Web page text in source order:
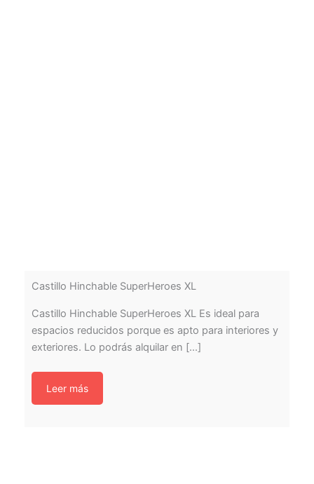
Castillo Hinchable SuperHeroes XL
Castillo Hinchable SuperHeroes XL Es ideal para
espacios reducidos porque es apto para interiores y
exteriores. Lo podrás alquilar en [...]
Leer más